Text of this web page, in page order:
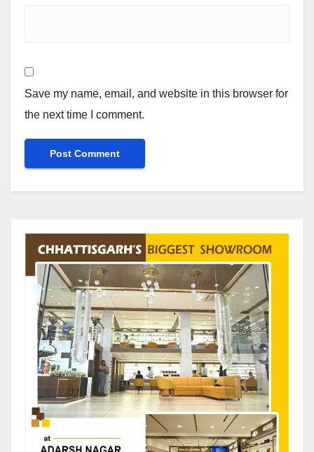
Save my name, email, and website in this browser for
the next time I comment.